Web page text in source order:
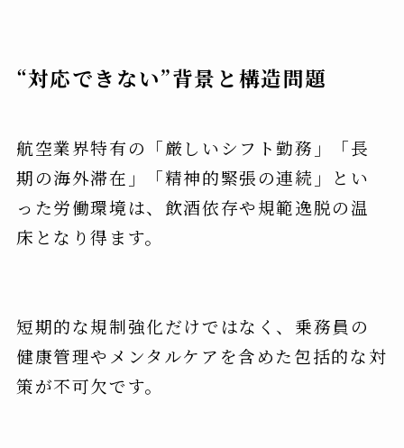
“対応できない”背景と構造問題
航空業界特有の「厳しいシフト勤務」「長
期の海外滞在」「精神的緊張の連続」とい
った労働環境は、飲酒依存や規範逸脱の温
床となり得ます。
短期的な規制強化だけではなく、乗務員の
健康管理やメンタルケアを含めた包括的な対
策が不可欠です。